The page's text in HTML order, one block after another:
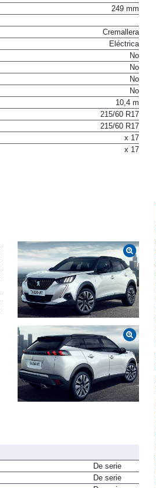
Disco
Cremallera
Eléctrica
No
No
No
No
10,4 m
215/60 R17
215/60 R17
x 17
De serie